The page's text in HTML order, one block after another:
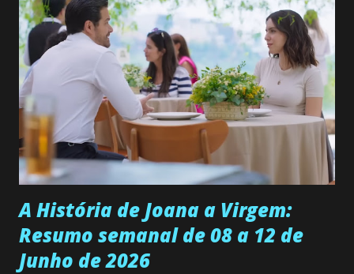
ama, o que não é fácil, já que dedica todas as suas energias a
se aprimorar, trabalhando, estudando e se orgulhando de
ser a primeira mulher da família a ingressar na
universidade. Ela tem uma personalidade muito alegre, é
muito madura para a idade, determinada, criativa e
empática. Detesta injustiças e é uma ótima amiga. Pode ser
teimosa e muito persistente quando decide fazer algo.
Durante um exame ginecológico, ela é inseminada por eng...
A História de Joana a Virgem:
Resumo semanal de 08 a 12 de
Junho de 2026